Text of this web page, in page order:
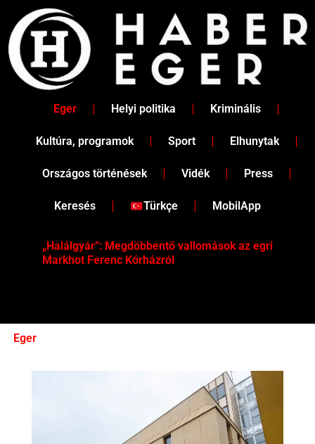
content
Eger Helyi politika Kriminális
Kultúra, programok Sport Elhunytak
Országos történések Vidék Press
Keresés Türkçe MobilApp
„Halálgyár”: Megdöbbentő vallomások az egri
Markhot Ferenc Kórházról
Eger